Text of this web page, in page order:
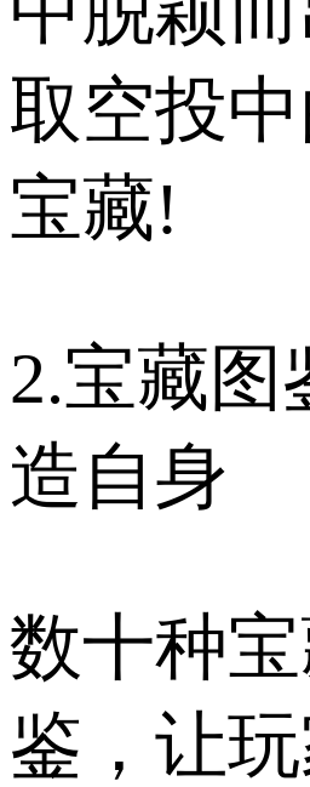
取空投
宝藏!
2.宝藏图
造自身
数十种
鉴，让